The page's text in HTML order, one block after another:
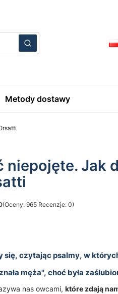
WyczyśćSzukaj
Metody dostawy
niepojęte. Jak
(Oceny: 965 Recenzje: 0)
do sekcji Opinie
się, czytając psalmy, w
męża", choć była
nas owcami, które zdają